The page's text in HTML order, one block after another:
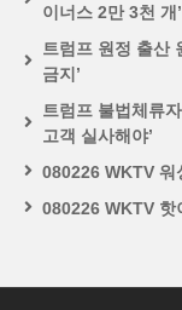
이너스 2만 3천 개’
트럼프 원정 출산
금지’
트럼프 불법체류
고객 실사해야’
080226 WKTV 워
080226 WKTV 핫